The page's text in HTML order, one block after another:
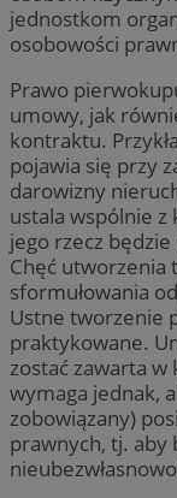
jednostkom
osobowości
Prawo
umowy, jak
kontraktu.
pojawia się przy
darowizny
ustala wspólnie
jego rzecz
Chęć utworzenia
sformułowania
Ustne tworzenie
praktykowane.
zostać zawarta w
wymaga jednak,
zobowiązany)
prawnych, tj. aby